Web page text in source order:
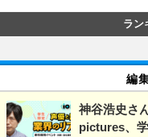
ラン
編
神谷浩史さ
pictures、